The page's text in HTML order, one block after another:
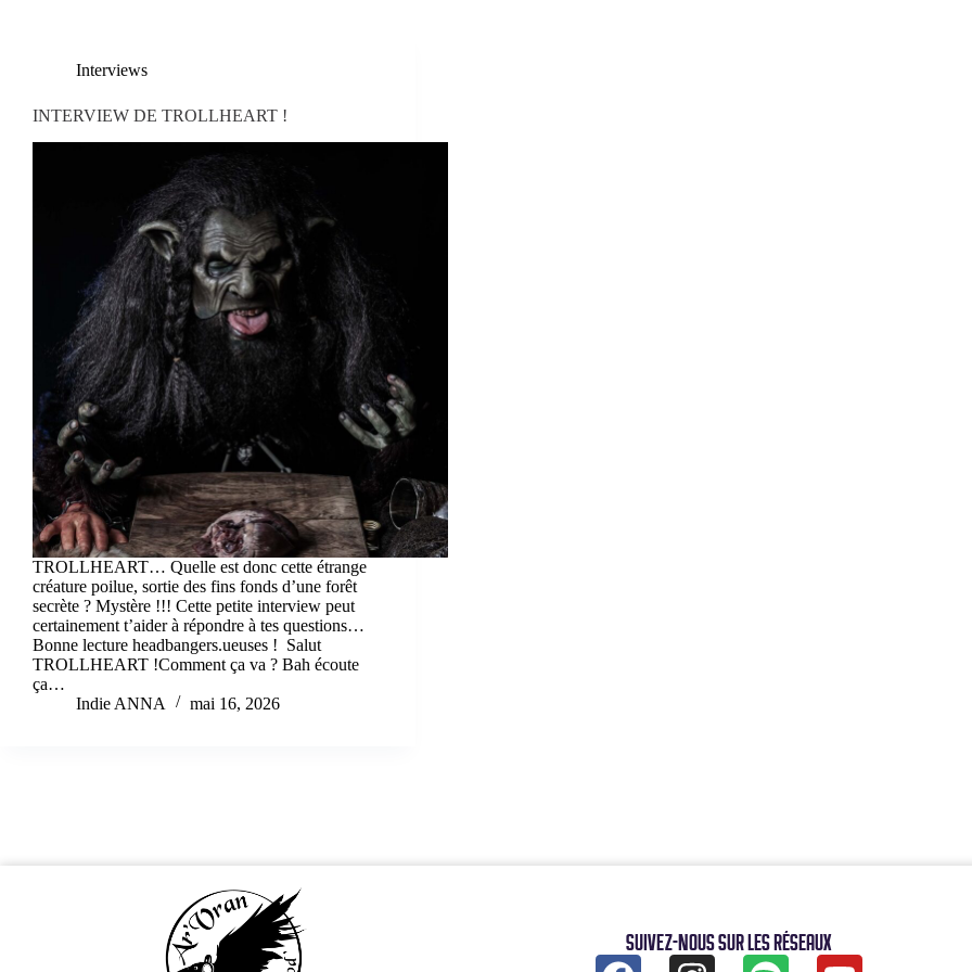
Interviews
INTERVIEW DE TROLLHEART !
TROLLHEART… Quelle est donc cette étrange
créature poilue, sortie des fins fonds d’une forêt
secrète ? Mystère !!! Cette petite interview peut
certainement t’aider à répondre à tes questions…
Bonne lecture headbangers.ueuses ! Salut
TROLLHEART !Comment ça va ? Bah écoute
ça…
Indie ANNA
mai 16, 2026
Suivez-nous sur les réseaux